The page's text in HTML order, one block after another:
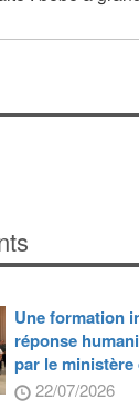
Une formation
réponse
par le ministère
22/07/2026